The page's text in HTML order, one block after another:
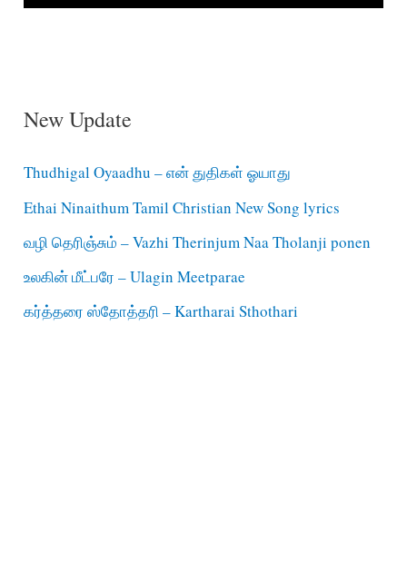
New Update
Thudhigal Oyaadhu – என் துதிகள் ஓயாது
Ethai Ninaithum Tamil Christian New Song lyrics
வழி தெரிஞ்சும் – Vazhi Therinjum Naa Tholanji ponen
உலகின் மீட்பரே – Ulagin Meetparae
கர்த்தரை ஸ்தோத்தரி – Kartharai Sthothari